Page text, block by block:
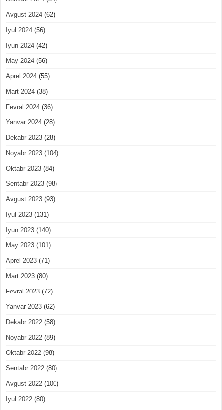
Avgust 2024 (62)
Iyul 2024 (56)
Iyun 2024 (42)
May 2024 (56)
Aprel 2024 (55)
Mart 2024 (38)
Fevral 2024 (36)
Yanvar 2024 (28)
Dekabr 2023 (28)
Noyabr 2023 (104)
Oktabr 2023 (84)
Sentabr 2023 (98)
Avgust 2023 (93)
Iyul 2023 (131)
Iyun 2023 (140)
May 2023 (101)
Aprel 2023 (71)
Mart 2023 (80)
Fevral 2023 (72)
Yanvar 2023 (62)
Dekabr 2022 (58)
Noyabr 2022 (89)
Oktabr 2022 (98)
Sentabr 2022 (80)
Avgust 2022 (100)
Iyul 2022 (80)